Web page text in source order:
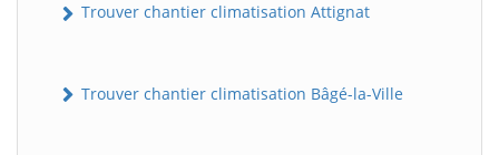
Trouver chantier climatisation Attignat
Trouver chantier climatisation Bâgé-la-Ville